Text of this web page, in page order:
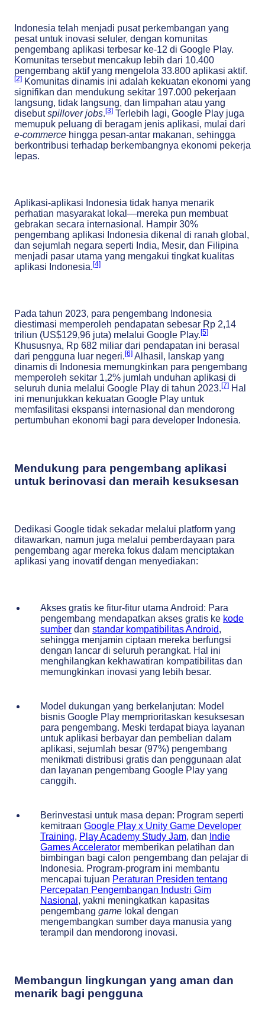
Indonesia telah menjadi pusat perkembangan yang
pesat untuk inovasi seluler, dengan komunitas
pengembang aplikasi terbesar ke-12 di Google Play.
Komunitas tersebut mencakup lebih dari 10.400
pengembang aktif yang mengelola 33.800 aplikasi aktif.
[2] Komunitas dinamis ini adalah kekuatan ekonomi yang
signifikan dan mendukung sekitar 197.000 pekerjaan
langsung, tidak langsung, dan limpahan atau yang
disebutspillover jobs.[3] Terlebih lagi, Google Play juga
memupuk peluang di beragam jenis aplikasi, mulai dari
e-commerce hingga pesan-antar makanan, sehingga
berkontribusi terhadap berkembangnya ekonomi pekerja
lepas.
Aplikasi-aplikasi Indonesia tidak hanya menarik
perhatian masyarakat lokal—mereka pun membuat
gebrakan secara internasional. Hampir 30%
pengembang aplikasi Indonesia dikenal di ranah global,
dan sejumlah negara seperti India, Mesir, dan Filipina
menjadi pasar utama yang mengakui tingkat kualitas
aplikasi Indonesia.[4]
Pada tahun 2023, para pengembang Indonesia
diestimasi memperoleh pendapatan sebesar Rp 2,14
triliun (US$129,96 juta) melalui Google Play.[5]
Khususnya, Rp 682 miliar dari pendapatan ini berasal
dari pengguna luar negeri.[6] Alhasil, lanskap yang
dinamis di Indonesia memungkinkan para pengembang
memperoleh sekitar 1,2% jumlah unduhan aplikasi di
seluruh dunia melalui Google Play di tahun 2023.[7] Hal
ini menunjukkan kekuatan Google Play untuk
memfasilitasi ekspansi internasional dan mendorong
pertumbuhan ekonomi bagi para developer Indonesia.
Mendukung para pengembang aplikasi
untuk berinovasi dan meraih kesuksesan
Dedikasi Google tidak sekadar melalui platform yang
ditawarkan, namun juga melalui pemberdayaan para
pengembang agar mereka fokus dalam menciptakan
aplikasi yang inovatif dengan menyediakan:
Akses gratis ke fitur-fitur utama Android: Para
pengembang mendapatkan akses gratis ke kode
sumber dan standar kompatibilitas Android,
sehingga menjamin ciptaan mereka berfungsi
dengan lancar di seluruh perangkat. Hal ini
menghilangkan kekhawatiran kompatibilitas dan
memungkinkan inovasi yang lebih besar.
Model dukungan yang berkelanjutan: Model
bisnis Google Play memprioritaskan kesuksesan
para pengembang. Meski terdapat biaya layanan
untuk aplikasi berbayar dan pembelian dalam
aplikasi, sejumlah besar (97%) pengembang
menikmati distribusi gratis dan penggunaan alat
dan layanan pengembang Google Play yang
canggih.
Berinvestasi untuk masa depan: Program seperti
kemitraan Google Play x Unity Game Developer
Training, Play Academy Study Jam, dan Indie
Games Accelerator memberikan pelatihan dan
bimbingan bagi calon pengembang dan pelajar di
Indonesia. Program-program ini membantu
mencapai tujuan Peraturan Presiden tentang
Percepatan Pengembangan Industri Gim
Nasional , yakni meningkatkan kapasitas
pengembang game lokal dengan
mengembangkan sumber daya manusia yang
terampil dan mendorong inovasi.
Membangun lingkungan yang aman dan
menarik bagi pengguna